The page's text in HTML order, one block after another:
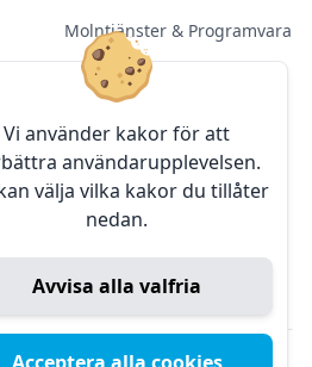
Vi använder kakor för att
användarupplevelsen.
välja vilka kakor du tillåter
nedan.
Avvisa alla valfria
Molntjänster & Programvara
Server & Backup
Kameraövervakning
Konferens & Public Display
Sälja elektronik